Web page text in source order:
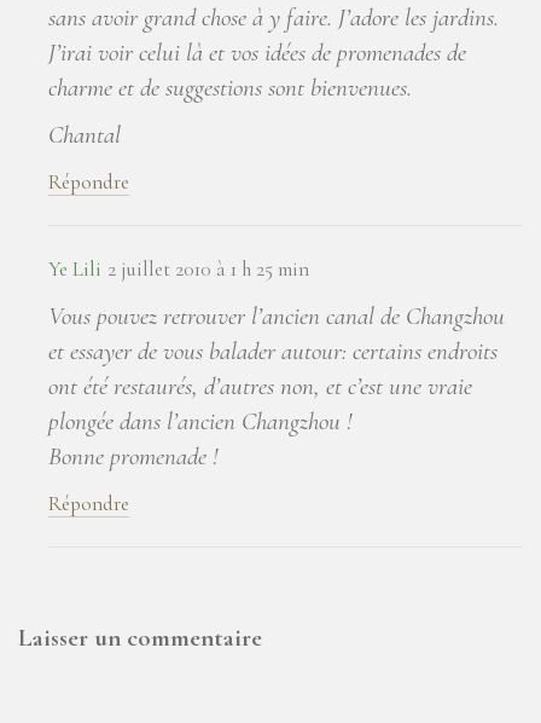
sans avoir grand chose à y faire. J’adore les jardins.
J’irai voir celui là et vos idées de promenades de
charme et de suggestions sont bienvenues.
Chantal
Répondre
Ye Lili 2 juillet 2010 à 1 h 25 min
Vous pouvez retrouver l’ancien canal de Changzhou
et essayer de vous balader autour: certains endroits
ont été restaurés, d’autres non, et c’est une vraie
plongée dans l’ancien Changzhou !
Bonne promenade !
Répondre
Laisser un commentaire